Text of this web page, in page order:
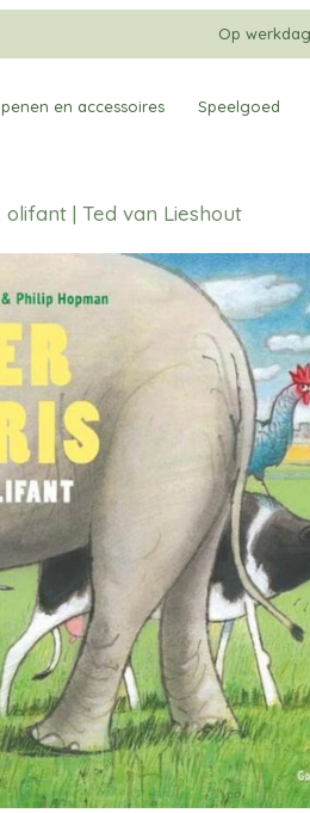
Op
en accessoires Speelgoed
| Ted van Lieshout